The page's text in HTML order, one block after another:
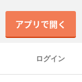
ログイン
アプリで開く